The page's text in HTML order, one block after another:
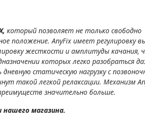
который позволяет не только свободно
положение. AnyFix имеет регулировку
жесткости и амплитуды качания,
которых легко разобраться
статическую нагрузку с
такой легкой релаксации. Механизм
значительно больше.
магазина.